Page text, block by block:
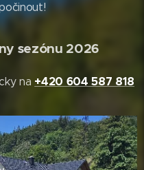
sezónu 2026
na +420 604 587 818